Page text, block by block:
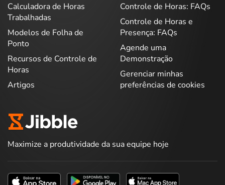
Calculadora de Horas
Trabalhadas
Modelos de Folha de
Ponto
Recursos de Controle de
Horas
Artigos
Controle de Horas: FAQs
Controle de Horas e
Presença: FAQs
Agende uma
Demonstração
Gerenciar minhas
preferências de cookies
Maximize a produtividade da sua equipe hoje